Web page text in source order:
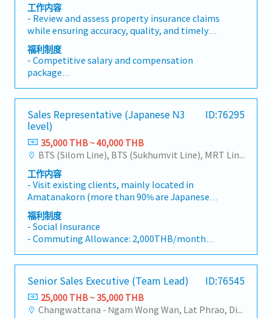
工作内容
- Review and assess property insurance claims
while ensuring accuracy, quality, and timely
resolution.- Collaborate with global
operations teams to develop and implement
best practices, workflows, and claims
processes.- Contribute to building and
expanding the Thailand operations team to
support business growth.- Coach and support
team members to achieve long-term
performance and professional development.-
Monitor team productivity, quality metrics,
and operational performance, and prepare
management reports.- Deliver excellent
customer service and maintain strong
relationships with clients and stakeholders.-
Identify process improvement opportunities
and support continuous operational
excellence.- Utilize technology platforms and
AI-driven tools to enhance claims assessment
福利制度
- Competitive salary and compensation
package
holidays in accordance with company policy
- Health, dental, and vision insurance
- 401(k) retirement savings plan with company
matching contributions
- A collaborative and team-oriented work
environment
- Opportunities for professional development
and career advancement
Sales Representative (Japanese N3
level)
ID:76295
35,000 THB ~ 40,000 THB
BTS (Silom Line), BTS (Sukhumvit Line), MRT Line, Rama III, Ratchadapisek - Phetchaburi, Changwattana - Ngam Wong Wan, Lat Phrao, Din Daeng/Vibhavadi/Don Muang, Rama II, Phra Pradaeng - Suksawat, King Kaew- Suvarnabhumi , Latkrabang, Srinakarin - Pattanakarn - Pravet, Bangna, All Airport Link Lines, Ramkhamhaeng/Bangkapi/Bueng Kum, Talingchan-Pinklao, Phutthamonthon - Nakhon Pathom, Samutprakarn, Pathumthani
工作内容
- Visit existing clients, mainly located in
Amatanakorn (more than 90% are Japanese
companies)(Delivery Schedule Management,
Quotation, Handling Complaints, etc.)- New
Customer Acquisition- Prepare documents, PO,
and etc. in the office- Provide training about
the products in the office - Support Sales
Manager (Thai and Japanese)
福利制度
- Social Insurance
- Commuting Allowance: 2,000THB/month
- Bonus (depending on company's
performance)
- Joint company events with the parent
company (THAI ESCORP), such as employee
trips and New Year parties
Senior Sales Executive (Team Lead) ID:76545
25,000 THB ~ 35,000 THB
Changwattana - Ngam Wong Wan, Lat Phrao, Din Daeng/Vibhavadi/Don Muang, Sai Mai, Lak Si